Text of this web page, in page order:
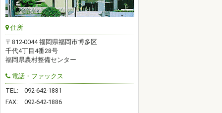
住所
〒812-0044 福岡県福岡市博多区
千代4丁目4番28号
福岡県農村整備センター
電話・ファックス
TEL:
092-642-1881
FAX:
092-642-1886